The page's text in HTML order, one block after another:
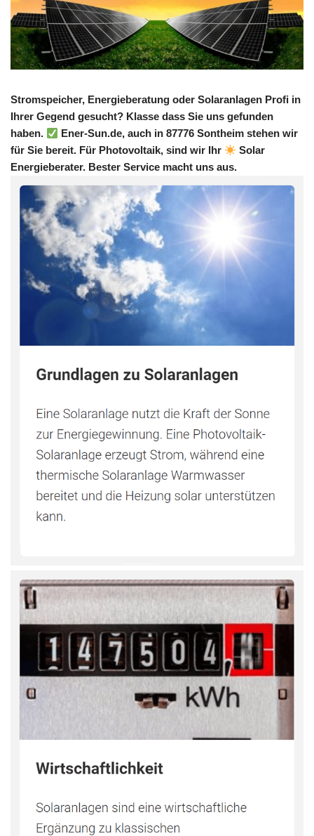
Stromspeicher, Energieberatung oder Solaranlagen Profi in
Ihrer Gegend gesucht? Klasse dass Sie uns gefunden
haben.
Ener-Sun.de, auch in 87776 Sontheim stehen wir
für Sie bereit. Für Photovoltaik, sind wir Ihr
Solar
Energieberater. Bester Service macht uns aus.